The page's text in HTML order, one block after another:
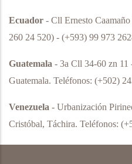
Ecuador - Cll Ernesto
260 24 520) - (+593) 99 973
Guatemala - 3a Cll 34-60 zn 11
Guatemala. Teléfonos: (+502)
Venezuela - Urbanización
Cristóbal, Táchira. Teléfonos: